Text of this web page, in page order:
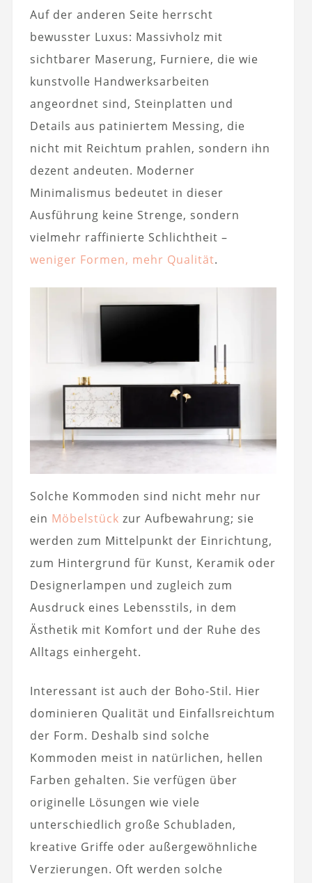
Auf der anderen Seite herrscht
bewusster Luxus: Massivholz mit
sichtbarer Maserung, Furniere, die wie
kunstvolle Handwerksarbeiten
angeordnet sind, Steinplatten und
Details aus patiniertem Messing, die
nicht mit Reichtum prahlen, sondern ihn
dezent andeuten. Moderner
Minimalismus bedeutet in dieser
Ausführung keine Strenge, sondern
vielmehr raffinierte Schlichtheit –
weniger Formen, mehr Qualität.
Solche Kommoden sind nicht mehr nur
ein Möbelstück zur Aufbewahrung; sie
werden zum Mittelpunkt der Einrichtung,
zum Hintergrund für Kunst, Keramik oder
Designerlampen und zugleich zum
Ausdruck eines Lebensstils, in dem
Ästhetik mit Komfort und der Ruhe des
Alltags einhergeht.
Interessant ist auch der Boho-Stil. Hier
dominieren Qualität und Einfallsreichtum
der Form. Deshalb sind solche
Kommoden meist in natürlichen, hellen
Farben gehalten. Sie verfügen über
originelle Lösungen wie viele
unterschiedlich große Schubladen,
kreative Griffe oder außergewöhnliche
Verzierungen. Oft werden solche